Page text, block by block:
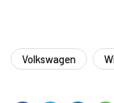
Volkswagen